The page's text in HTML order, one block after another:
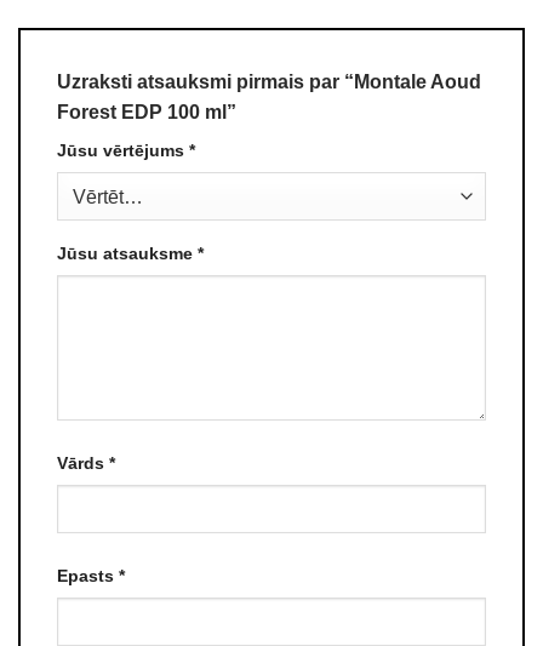
Uzraksti atsauksmi pirmais par “Montale Aoud
Forest EDP 100 ml”
Jūsu vērtējums *
Jūsu atsauksme *
Vārds *
Epasts *